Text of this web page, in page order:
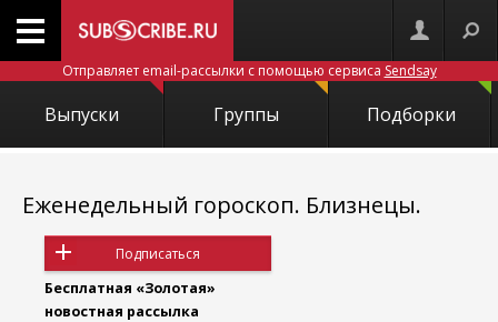
Отправляет email-рассылки с помощью сервиса Sendsay
Выпуски Группы Подборки
Еженедельный гороскоп. Близнецы.
Подписаться
Бесплатная «Золотая»
новостная рассылка